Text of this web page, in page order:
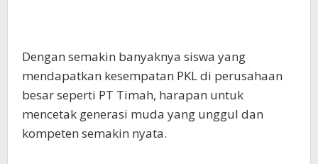
Dengan semakin banyaknya siswa yang
mendapatkan kesempatan PKL di perusahaan
besar seperti PT Timah, harapan untuk
mencetak generasi muda yang unggul dan
kompeten semakin nyata.